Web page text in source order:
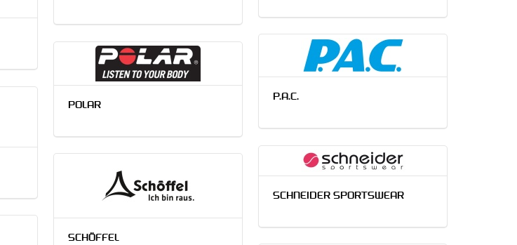
P.A.C.
POLAR
SCHNEIDER SPORTSWEAR
SCHÖFFEL